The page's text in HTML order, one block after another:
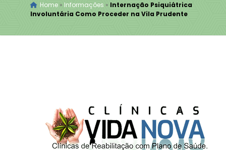
Home» Informações » Internação Psiquiátrica
Involuntária Como Proceder na Vila Prudente